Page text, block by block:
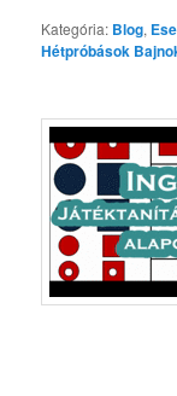
Kategória: Blog,
Hétpróbások